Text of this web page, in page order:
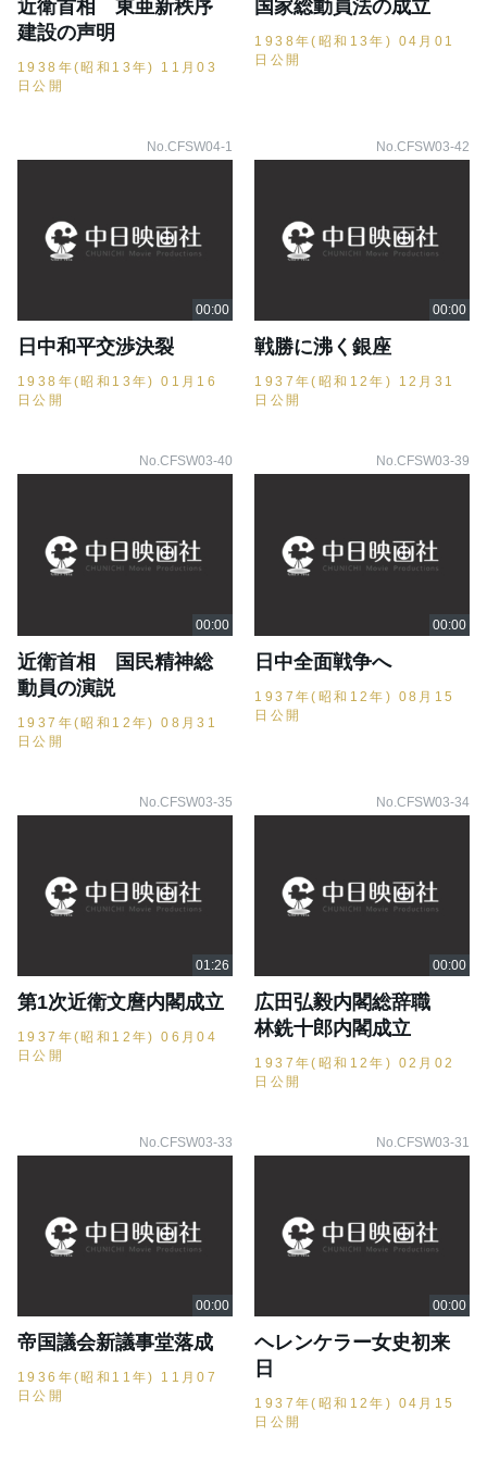
近衛首相 東亜新秩序
建設の声明
1938年(昭和13年) 11月03
日公開
国家総動員法の成立
1938年(昭和13年) 04月01
日公開
No.CFSW04-1
日中和平交渉決裂
1938年(昭和13年) 01月16
日公開
No.CFSW03-42
戦勝に沸く銀座
1937年(昭和12年) 12月31
日公開
No.CFSW03-40
近衛首相 国民精神総
動員の演説
1937年(昭和12年) 08月31
日公開
No.CFSW03-39
日中全面戦争へ
1937年(昭和12年) 08月15
日公開
No.CFSW03-35
第1次近衛文麿内閣成立
1937年(昭和12年) 06月04
日公開
No.CFSW03-34
広田弘毅内閣総辞職
林銑十郎内閣成立
1937年(昭和12年) 02月02
日公開
No.CFSW03-33
帝国議会新議事堂落成
1936年(昭和11年) 11月07
日公開
No.CFSW03-31
ヘレンケラー女史初来
日
1937年(昭和12年) 04月15
日公開